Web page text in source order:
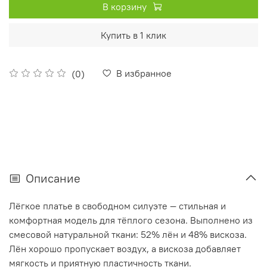
(0) В избранное
В корзину
Купить в 1 клик
Описание
Лёгкое платье в свободном силуэте — стильная и
комфортная модель для тёплого сезона. Выполнено из
смесовой натуральной ткани: 52% лён и 48% вискоза.
Лён хорошо пропускает воздух, а вискоза добавляет
мягкость и приятную пластичность ткани.